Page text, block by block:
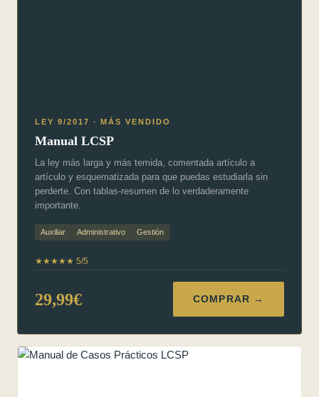
LEY 9/2017 · MÁS VENDIDO
Manual LCSP
La ley más larga y más temida, comentada artículo a
artículo y esquematizada para que puedas estudiarla sin
perderte. Con tablas-resumen de lo verdaderamente
importante.
Auxiliar Administrativo Gestión
★★★★★ 5/5
29,99€ COMPRAR →